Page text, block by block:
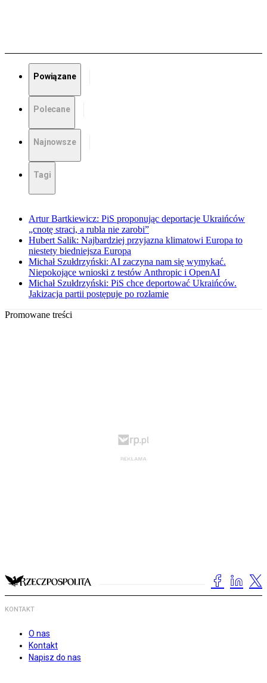
Powiązane
Polecane
Najnowsze
Tagi
Artur Bartkiewicz: PiS proponując deportacje Ukraińców
„cnotę straci, a rubla nie zarobi”
Hubert Salik: Najbardziej przyjazna klimatowi Europa to
niestety biedniejsza Europa
Michał Szułdrzyński: AI zaczyna nam się wymykać.
Niepokojące wnioski z testów Anthropic i OpenAI
Michał Szułdrzyński: PiS chce deportować Ukraińców.
Jakizacja partii postępuje po rozłamie
Promowane treści
KONTAKT
O nas
Kontakt
Napisz do nas